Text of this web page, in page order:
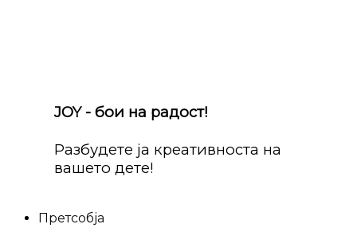
JOY - бои на радост!
Разбудете ја креативноста на
вашето дете!
Претсобја